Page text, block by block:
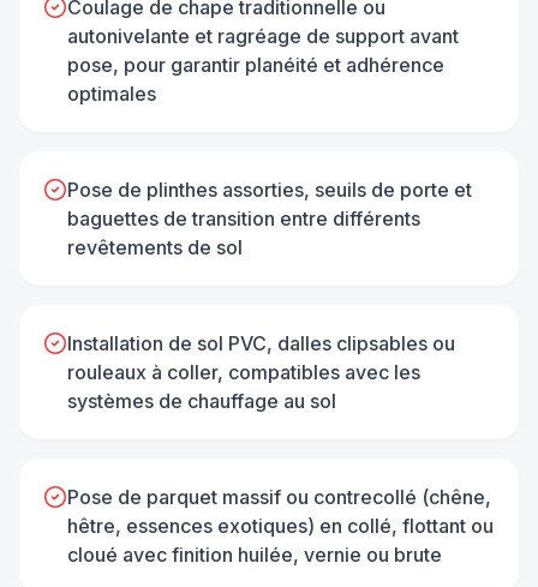
Coulage de chape traditionnelle ou
autonivelante et ragréage de support avant
pose, pour garantir planéité et adhérence
optimales
Pose de plinthes assorties, seuils de porte et
baguettes de transition entre différents
revêtements de sol
Installation de sol PVC, dalles clipsables ou
rouleaux à coller, compatibles avec les
systèmes de chauffage au sol
Pose de parquet massif ou contrecollé (chêne,
hêtre, essences exotiques) en collé, flottant ou
cloué avec finition huilée, vernie ou brute